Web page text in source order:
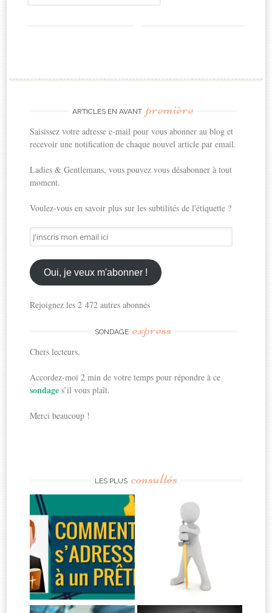
ARTICLES EN AVANT première
Saisissez votre adresse e-mail pour vous abonner au blog et
recevoir une notification de chaque nouvel article par email.
Ladies & Gentlemans, vous pouvez vous désabonner à tout
moment.
Voulez-vous en savoir plus sur les subtilités de l'étiquette ?
J'inscris
mon
email
ici
Oui, je veux m'abonner !
Rejoignez les 2 472 autres abonnés
SONDAGE express
Chers lecteurs,
Accordez-moi 2 min de votre temps pour répondre à ce
sondages’il vous plaît.
Merci beaucoup !
LES PLUS consultés